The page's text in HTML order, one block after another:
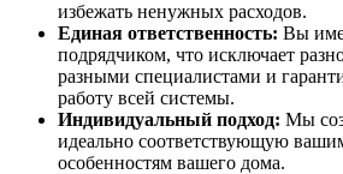
избежать ненужных расходов.
Единая ответственность: Вы
подрядчиком, что исключает
разными специалистами и
работу всей системы.
Индивидуальный подход: Мы
идеально соответствующую
особенностям вашего дома.